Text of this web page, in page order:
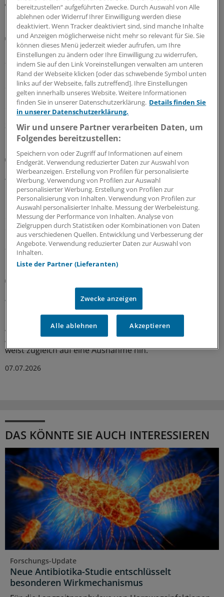
MEHR ZUM THEMA
Künstliche Intelligenz
Bei urologischen Problemen: Fragen Sie Chatbot
„Urobert“
Nein, es ist nicht immer Krebs: Anders als die üblichen
Suchmaschinen im Internet will das Chat-Angebot der
Uro-GmbH Nordrhein sachlicher informieren und
erstmal beruhigen statt zu verunsichern.
31.07.2026
Metaanalyse von Phase-II-Studien
Forscher: Therapie von Oligometastasen
verbessert Prognose bei Prostatakrebs
Die operative Entfernung oder Bestrahlung von
Oligometastasen eines Prostatakarzinoms verlängert
das progressionsfreie Überleben deutlich, der Effekt auf
das Gesamtüberleben bleibt jedoch unklar.
21.07.2026
Muss ein erhöhter PSA-Wert immer bestätigt
werden?
Ein PSA-Wert über 3 ng/ml soll vor einer weiteren
Abklärung zunächst erneut kontrolliert werden. Eine
Analyse von PLCO-Daten stützt dieses Vorgehen – und
weist zugleich auf eine Ausnahme hin.
07.07.2026
DAS KÖNNTE SIE AUCH INTERESSIEREN
Forschungs-Update
Neue Antibiotika-Studie entschlüsselt
besonderen Wirkmechanismus
bereitzustellen“ aufgeführten Zwecke. Durch Auswahl von Alle
ablehnen oder Widerruf Ihrer Einwilligung werden diese
deaktiviert. Wenn Tracker deaktiviert sind, sind manche Inhalte
und Anzeigen möglicherweise nicht mehr so relevant für Sie. Sie
können dieses Menü jederzeit wieder aufrufen, um Ihre
Einstellungen zu ändern oder Ihre Einwilligung zu widerrufen,
indem Sie auf den Link Voreinstellungen verwalten am unteren
Rand der Webseite klicken [oder das schwebende Symbol unten
links auf der Webseite, falls zutreffend]. Ihre Einstellungen
gelten innerhalb unseres Website. Weitere Informationen
finden Sie in unserer Datenschutzerklärung. Details finden Sie
in unserer Datenschutzerklärung.
Wir und unsere Partner verarbeiten Daten, um
Folgendes bereitzustellen:
Speichern von oder Zugriff auf Informationen auf einem
Endgerät. Verwendung reduzierter Daten zur Auswahl von
Werbeanzeigen. Erstellung von Profilen für personalisierte
Werbung. Verwendung von Profilen zur Auswahl
personalisierter Werbung. Erstellung von Profilen zur
Personalisierung von Inhalten. Verwendung von Profilen zur
Auswahl personalisierter Inhalte. Messung der Werbeleistung.
Messung der Performance von Inhalten. Analyse von
Zielgruppen durch Statistiken oder Kombinationen von Daten
aus verschiedenen Quellen. Entwicklung und Verbesserung der
Angebote. Verwendung reduzierter Daten zur Auswahl von
Inhalten.
Liste der Partner (Lieferanten)
Zwecke anzeigen
Alle ablehnen Akzeptieren